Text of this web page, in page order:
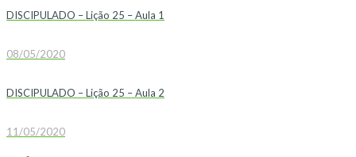
DISCIPULADO – Lição 25 – Aula 1
08/05/2020
DISCIPULADO – Lição 25 – Aula 2
11/05/2020